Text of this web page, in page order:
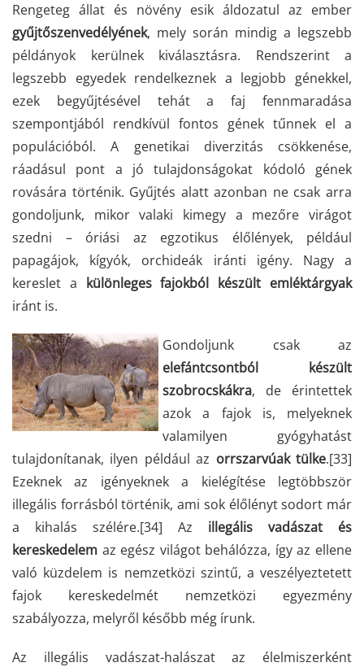
Rengeteg állat és növény esik áldozatul az ember
gyűjtőszenvedélyének, mely során mindig a legszebb
példányok kerülnek kiválasztásra. Rendszerint a
legszebb egyedek rendelkeznek a legjobb génekkel,
ezek begyűjtésével tehát a faj fennmaradása
szempontjából rendkívül fontos gének tűnnek el a
populációból.A genetikai diverzitás csökkenése,
ráadásul pont a jó tulajdonságokat kódoló gének
rovására történik. Gyűjtés alatt azonban ne csak arra
gondoljunk, mikor valaki kimegy a mezőre virágot
szedni – óriási az egzotikus élőlények, például
papagájok, kígyók, orchideák iránti igény. Nagy a
kereslet a különleges fajokból készült emléktárgyak
iránt is.
Gondoljunk csak az
elefántcsontból készült
szobrocskákra, de érintettek
azok a fajok is, melyeknek
valamilyen gyógyhatást
tulajdonítanak, ilyen például az orrszarvúak tülke.[33]
Ezeknek az igényeknek a kielégítése legtöbbször
illegális forrásból történik, ami sok élőlényt sodort már
a kihalás szélére.[34] Az illegális vadászat és
kereskedelem az egész világot behálózza, így az ellene
való küzdelem is nemzetközi szintű, a veszélyeztetett
fajok kereskedelmét nemzetközi egyezmény
szabályozza, melyről később még írunk.
Az illegális vadászat-halászat az élelmiszerként